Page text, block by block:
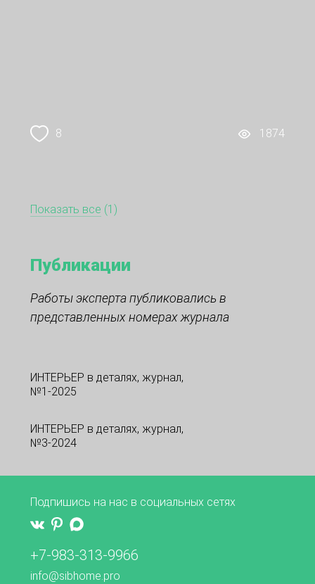
8 1874
Показать все (1)
Публикации
Работы эксперта публиковались в
представленных номерах журнала
ИНТЕРЬЕР в деталях, журнал,
№1-2025
ИНТЕРЬЕР в деталях, журнал,
№3-2024
Подпишись на нас в социальных сетях
+7-983-313-9966
info@sibhome.pro